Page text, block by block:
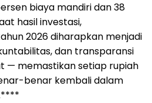
biaya mandiri dan 38
hasil investasi,
2026 diharapkan menjadi
dan transparansi
— memastikan setiap rupiah
benar kembali dalam